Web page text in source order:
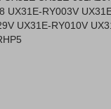
UX31E-RY003V
UX31E-RY010V